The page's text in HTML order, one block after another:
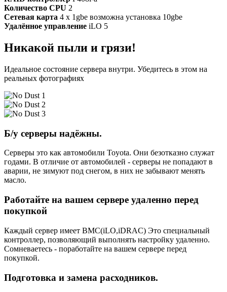
Количество CPU 2
Сетевая карта 4 x 1gbe возможна установка 10gbe
Удалённое управление iLO 5
Никакой пыли и грязи!
Идеальное состояние сервера внутри. Убедитесь в этом на
реальных фотографиях
Б/у серверы надёжны.
Серверы это как автомобили Toyota. Они безотказно служат
годами. В отличие от автомобилей - серверы не попадают в
аварии, не зимуют под снегом, в них не забывают менять
масло.
Работайте на вашем сервере удаленно перед
покупкой
Каждый сервер имеет BMC(iLO,iDRAC) Это специальный
контроллер, позволяющий выполнять настройку удаленно.
Сомневаетесь - поработайте на вашем сервере перед
покупкой.
Подготовка и замена расходников.